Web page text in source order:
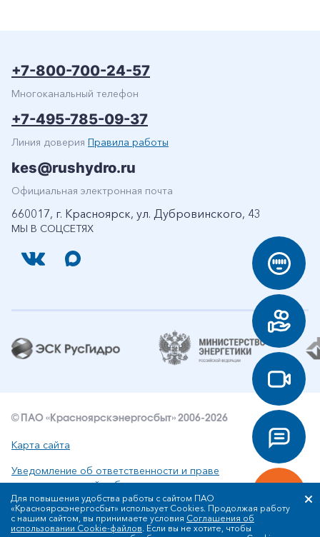
МЫ В СОЦСЕТЯХ
+7-800-700-24-57
Многоканальный телефон
+7-495-785-09-37
Линия доверия Правила работы
kes@rushydro.ru
Официальная электронная почта
660017, г. Красноярск, ул. Дубровинского, 43
© ПАО «Красноярскэнергосбыт» 2006-2026
Карта сайта
Уведомление об ответственности и праве
интеллектуальной собственности
Политика ПАО «Красноярскэнергосбыт» в отношении
обработки персональных данных
Для повышения удобства работы с сайтом ПАО
«Красноярскэнергосбыт» использует Cookies. Продолжая работу
с нашим сайтом, вы принимаете условия Соглашения об
использовании Cookie-файлов. Если вы не хотите, чтобы